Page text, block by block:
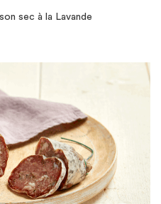
sec à la Lavande